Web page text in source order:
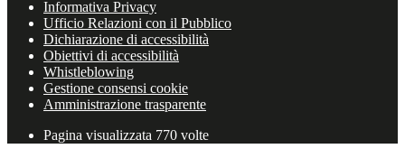
Informativa Privacy
Ufficio Relazioni con il Pubblico
Dichiarazione di accessibilità
Obiettivi di accessibilità
Whistleblowing
Gestione consensi cookie
Amministrazione trasparente
Pagina visualizzata 770 volte